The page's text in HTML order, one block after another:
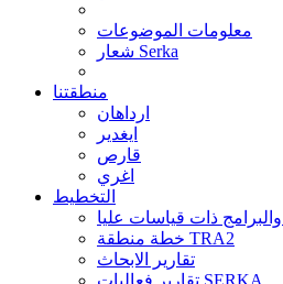
معلومات الموضوعات
شعار Serka
منطقتنا
ارداهان
ايغدير
قارص
اغري
التخطيط
ذات قياسات عليا
خطة منطقة TRA2
تقارير الابحاث
تقارير فعاليات SERKA